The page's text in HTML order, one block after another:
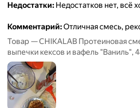
Недостатки: Недостатков нет, всё
Комментарий:Отличная смесь,
Товар — CHIKALAB Протеиновая
выпечки кексов и вафель "Ваниль",